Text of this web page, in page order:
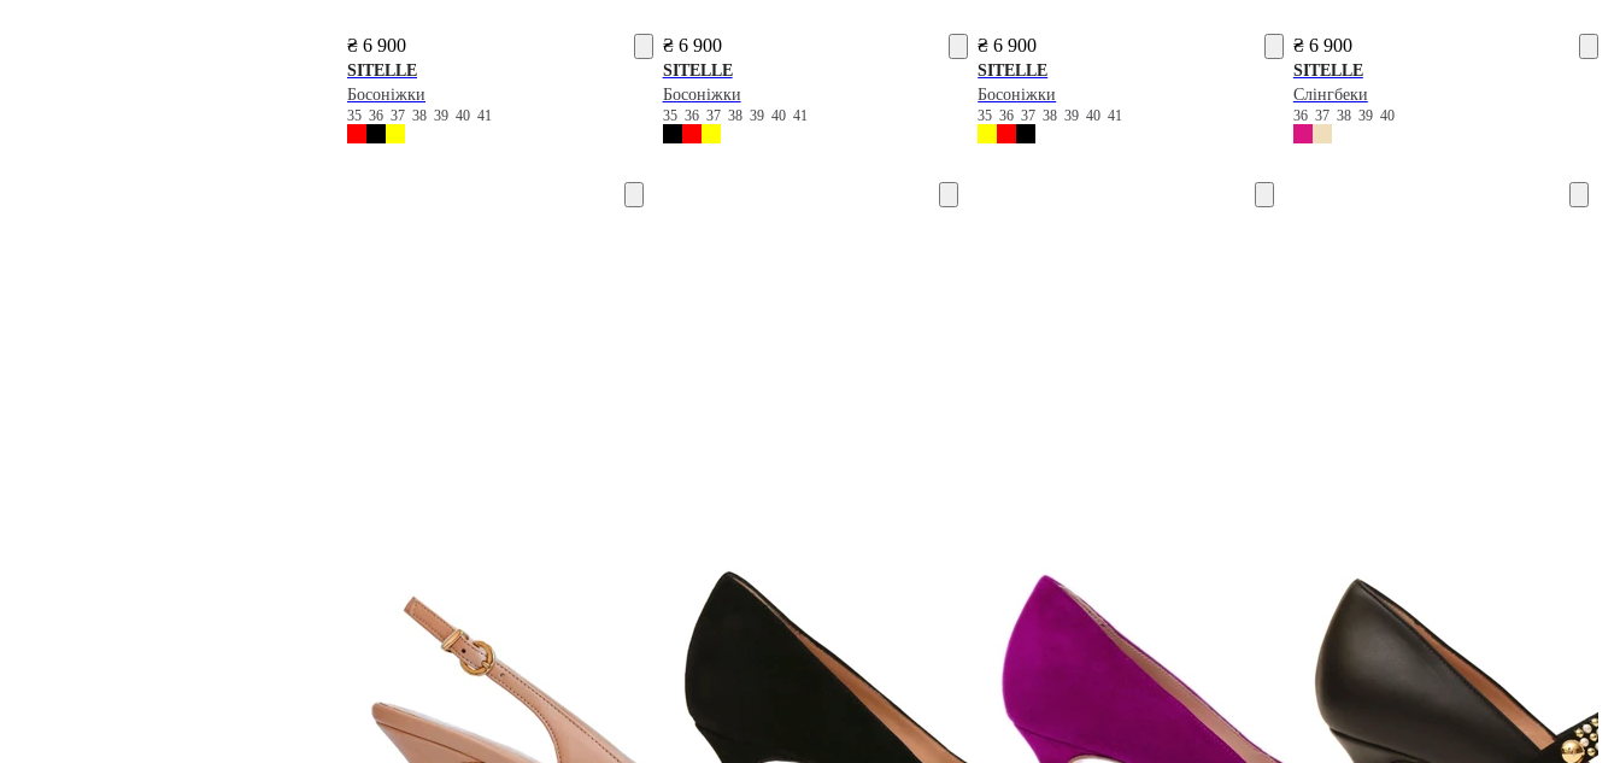
₴ 6 900
SITELLE
Босоніжки
35 36 37 38 39 40 41
₴ 6 900
SITELLE
Босоніжки
35 36 37 38 39 40 41
₴ 6 900
SITELLE
Босоніжки
35363738394041
₴ 6 900
SITELLE
Слінгбеки
36 37 38 39 40